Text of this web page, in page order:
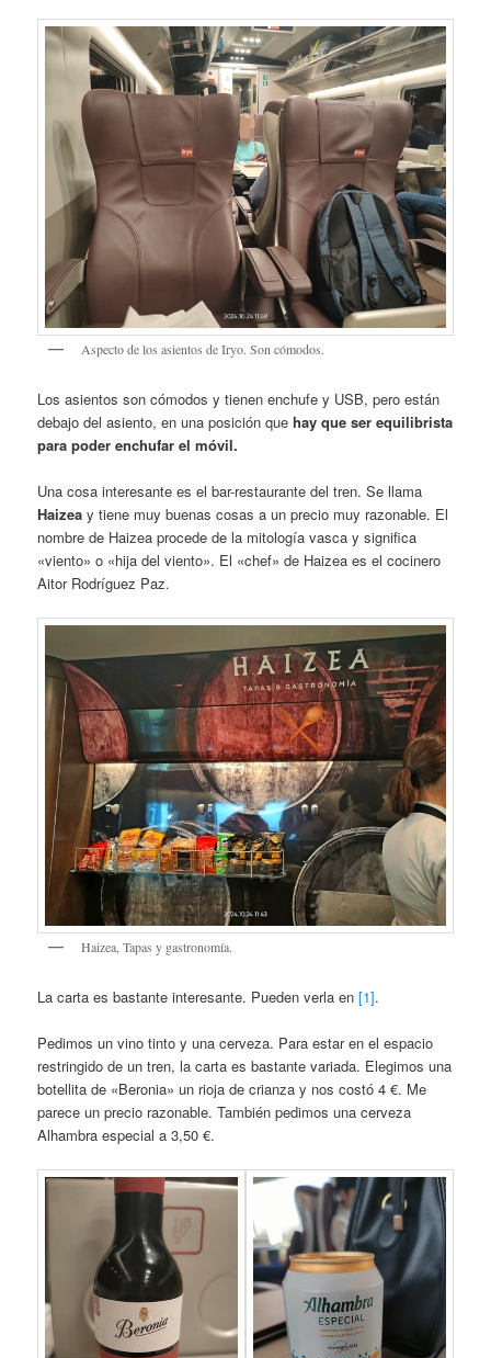
Aspecto de los asientos de Iryo. Son cómodos.
Los asientos son cómodos y tienen enchufe y USB, pero están
debajo del asiento, en una posición que hay que ser equilibrista
para poder enchufar el móvil.
Una cosa interesante es el bar-restaurante del tren. Se llama
Haizeay tiene muy buenas cosas a un precio muy razonable. El
nombre de Haizea procede de la mitología vasca y significa
«viento» o «hija del viento». El «chef» de Haizea es el cocinero
Aitor Rodríguez Paz.
Haizea, Tapas y gastronomía.
La carta es bastante interesante. Pueden verla en [1].
Pedimos un vino tinto y una cerveza. Para estar en el espacio
restringido de un tren, la carta es bastante variada. Elegimos una
botellita de «Beronia» un rioja de crianza y nos costó 4 €. Me
parece un precio razonable. También pedimos una cerveza
Alhambra especial a 3,50 €.